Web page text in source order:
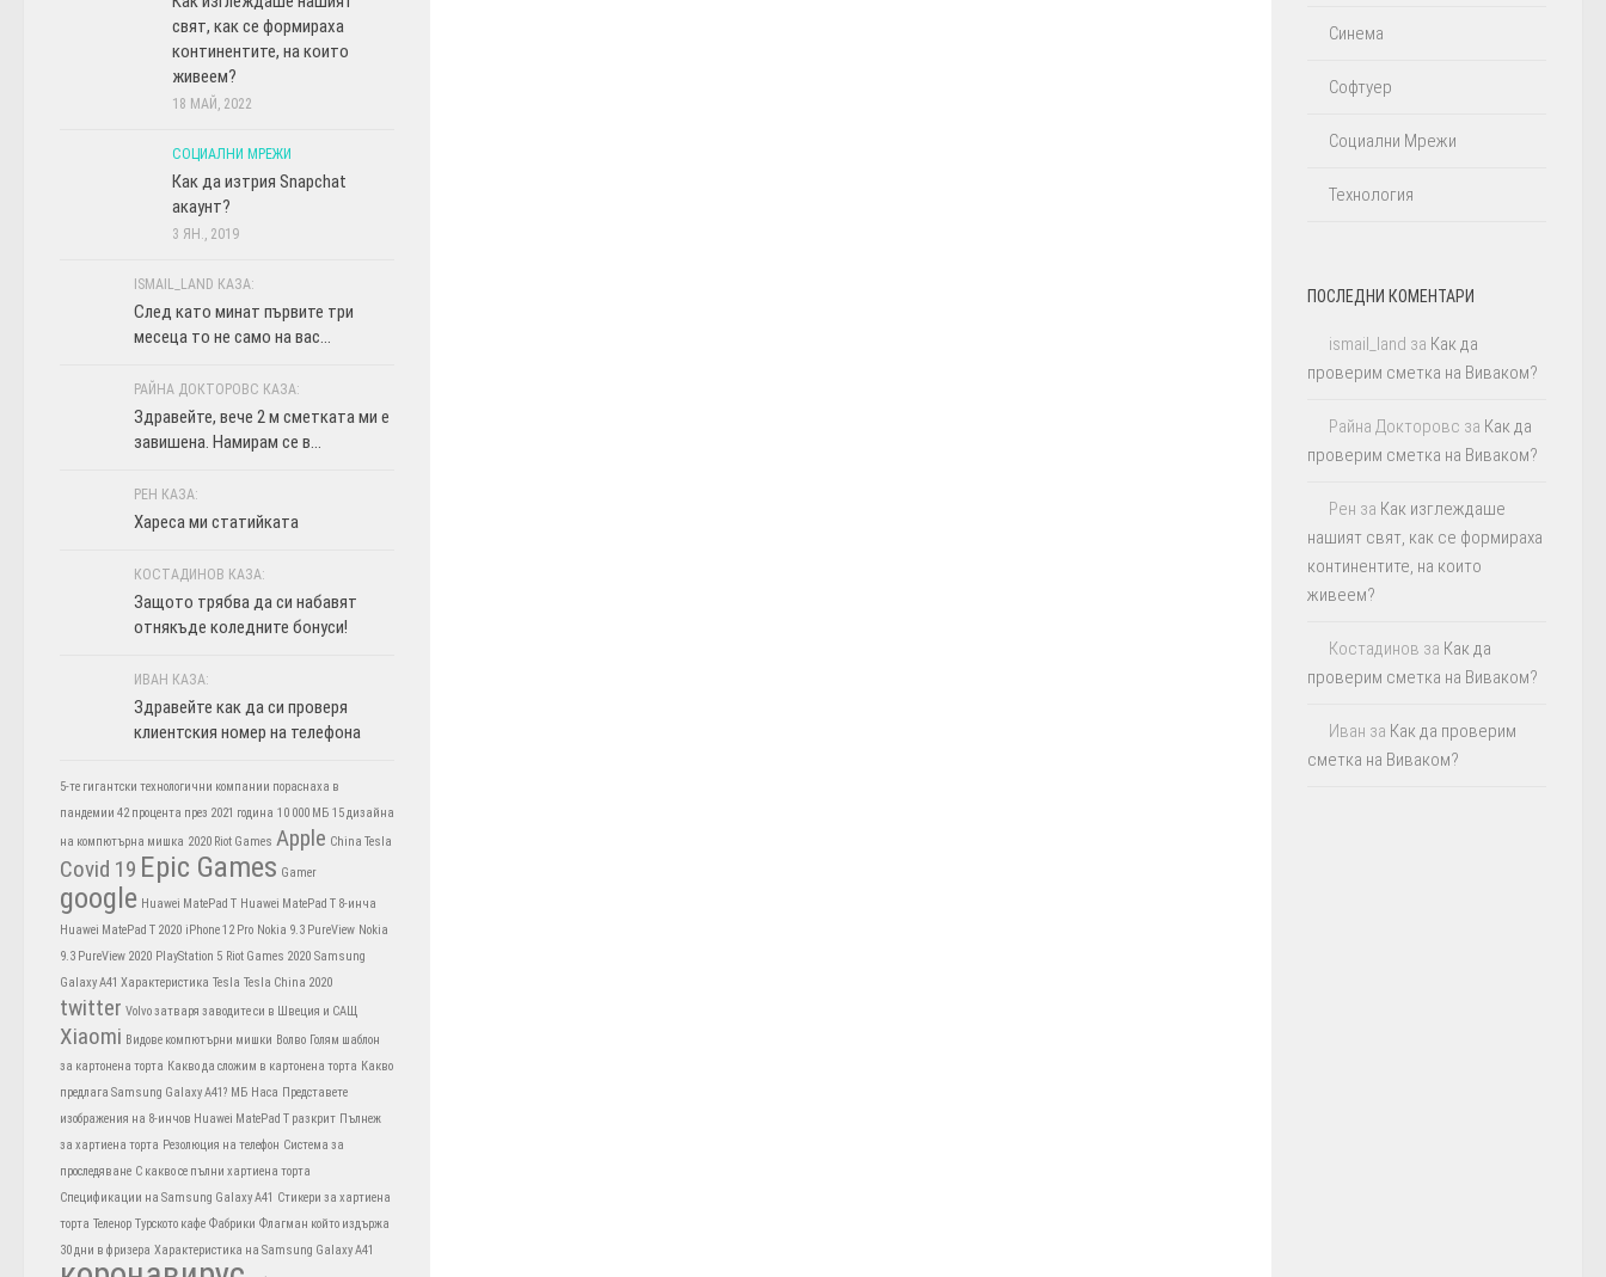
свят, как се формираха
континентите, на които
живеем?
18 МАЙ, 2022
СОЦИАЛНИ МРЕЖИ
Как да изтрия Snapchat
акаунт?
3 ЯН., 2019
ISMAIL_LAND КАЗА:
След като минат първите три
месеца то не само на вас...
РАЙНА ДОКТОРОВС КАЗА:
Здравейте, вече 2 м сметката ми е
завишена. Намирам се в...
РЕН КАЗА:
Хареса ми статийката
КОСТАДИНОВ КАЗА:
Защото трябва да си набавят
отнякъде коледните бонуси!
ИВАН КАЗА:
Здравейте как да си проверя
клиентския номер на телефона
5-те гигантски технологични компании пораснаха в
пандемии 42 процента през 2021 година 10 000 МБ 15 дизайна
на компютърна мишка 2020 Riot Games Apple China Tesla
Covid 19 Epic Games Gamer
google Huawei MatePad T Huawei MatePad T 8-инча
Huawei MatePad T 2020 iPhone 12 Pro Nokia 9.3 PureView Nokia
9.3 PureView 2020 PlayStation 5 Riot Games 2020 Samsung
Galaxy A41 Характеристика Tesla Tesla China 2020
twitter Volvo затваря заводите си в Швеция и САЩ
Xiaomi Видове компютърни мишки Волво Голям шаблон
за картонена торта Какво да сложим в картонена торта Какво
предлага Samsung Galaxy A41? МБ Наса Представете
изображения на 8-инчов Huawei MatePad T разкрит Пълнеж
за хартиена торта Резолюция на телефон Система за
проследяване С какво се пълни хартиена торта
Спецификации на Samsung Galaxy A41 Стикери за хартиена
торта Теленор Турското кафе Фабрики Флагман който издържа
30 дни в фризера Характеристика на Samsung Galaxy A41
Синема
Софтуер
Социални Мрежи
Технология
ПОСЛЕДНИ КОМЕНТАРИ
ismail_land за Как да
проверим сметка на Виваком?
Райна Докторовс за Как да
проверим сметка на Виваком?
Рен за Как изглеждаше
нашият свят, как се формираха
континентите, на които
живеем?
Костадинов за Как да
проверим сметка на Виваком?
Иван за Как да проверим
сметка на Виваком?